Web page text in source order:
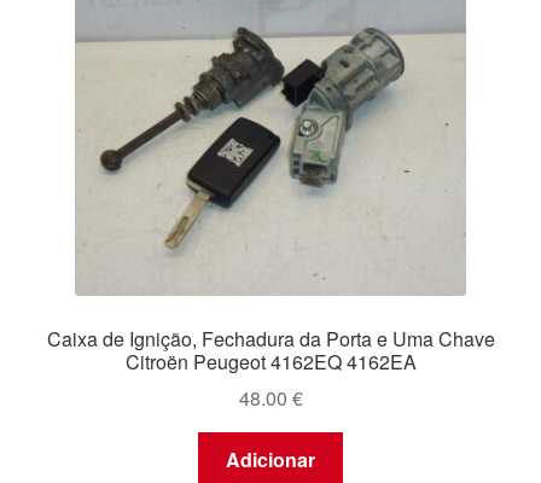
Caixa de Ignição, Fechadura da Porta e Uma Chave
Citroën Peugeot 4162EQ 4162EA
48.00 €
Adicionar